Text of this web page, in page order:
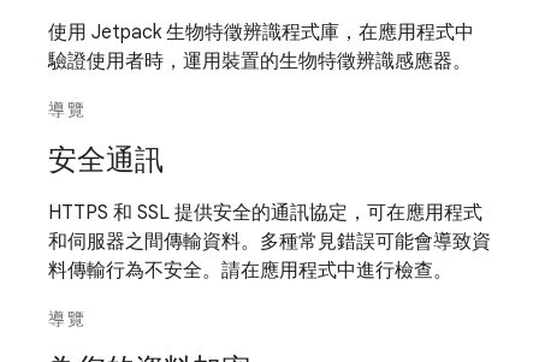
使用 Jetpack 生物特徵辨識程式庫，在應用程式中
驗證使用者時，運用裝置的生物特徵辨識感應器。
導覽
安全通訊
HTTPS 和 SSL 提供安全的通訊協定，可在應用程式
和伺服器之間傳輸資料。多種常見錯誤可能會導致資
料傳輸行為不安全。請在應用程式中進行檢查。
導覽